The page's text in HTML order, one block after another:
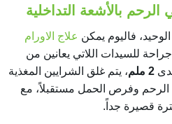
فاليوم يمكن علاج الاورام
للسيدات اللاتي يعانين من
، يتم غلق الشرايين المغذية
الرحم وفرص الحمل مستقبلاً، مع
قصيرة جداً.